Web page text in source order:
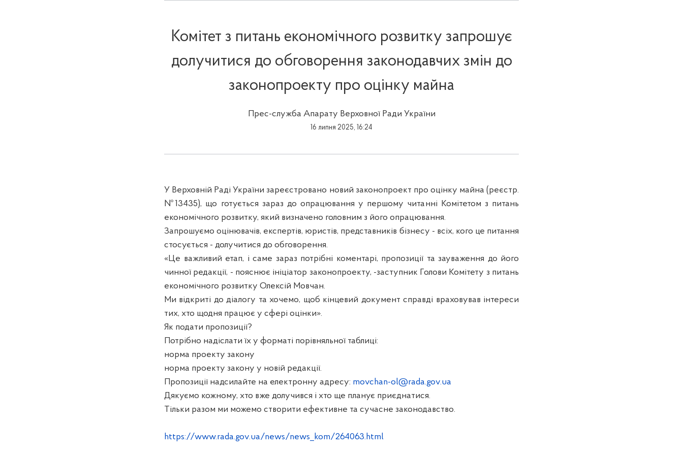
Комітет з питань економічного розвитку запрошує
долучитися до обговорення законодавчих змін до
законопроекту про оцінку майна
Прес-служба Апарату Верховної Ради України
16 липня 2025, 16:24
У Верховній Раді України зареєстровано новий законопроект про оцінку майна (реєстр.
№13435), що готується зараз до опрацювання у першому читанні Комітетом з питань
економічного розвитку, який визначено головним з його опрацювання.
Запрошуємо оцінювачів, експертів, юристів, представників бізнесу - всіх, кого це питання
стосується - долучитися до обговорення.
«Це важливий етап, і саме зараз потрібні коментарі, пропозиції та зауваження до його
чинної редакції, - пояснює ініціатор законопроекту, -заступник Голови Комітету з питань
економічного розвитку Олексій Мовчан.
Ми відкриті до діалогу та хочемо, щоб кінцевий документ справді враховував інтереси
тих, хто щодня працює у сфері оцінки».
Як подати пропозиції?
Потрібно надіслати їх у форматі порівняльної таблиці:
норма проекту закону
норма проекту закону у новій редакції.
Пропозиції надсилайте на електронну адресу: movchan-ol@rada.gov.ua
Дякуємо кожному, хто вже долучився і хто ще планує приєднатися.
Тільки разом ми можемо створити ефективне та сучасне законодавство.
https://www.rada.gov.ua/news/news_kom/264063.html